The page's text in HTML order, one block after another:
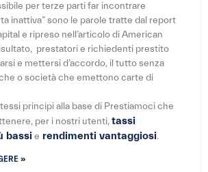
per terze parti far incontrare
inattiva” sono le parole tratte dal report
e ripreso nell’articolo di American
prestatori e richiedenti prestito
e mettersi d’accordo, il tutto senza
o società che emettono carte di
principi alla base di Prestiamoci che
per i nostri utenti,tassi
bassi e rendimenti vantaggiosi.
»